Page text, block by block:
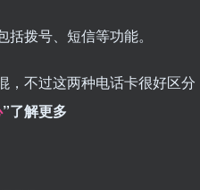
拨号、短信等功能。
过这两种电话卡很好区分
”了解更多